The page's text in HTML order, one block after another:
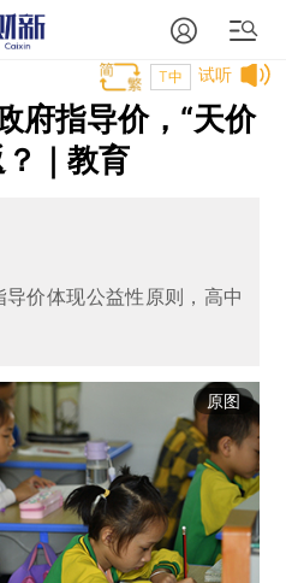
试听
T中
府指导价，“天价
｜教育
价体现公益性原则，高中
原图